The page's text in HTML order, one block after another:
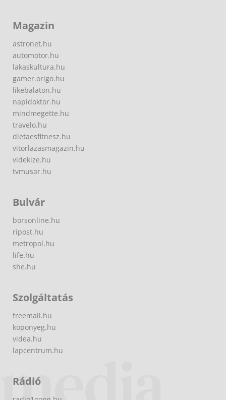
Magazin
astronet.hu
automotor.hu
lakaskultura.hu
gamer.origo.hu
likebalaton.hu
napidoktor.hu
mindmegette.hu
travelo.hu
dietaesfitnesz.hu
vitorlazasmagazin.hu
videkize.hu
tvmusor.hu
Bulvár
borsonline.hu
ripost.hu
metropol.hu
life.hu
she.hu
Szolgáltatás
freemail.hu
koponyeg.hu
videa.hu
lapcentrum.hu
Rádió